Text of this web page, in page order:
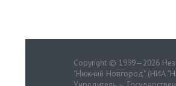
Copyright © 1999—2026
"Нижний Новгород" (НИА